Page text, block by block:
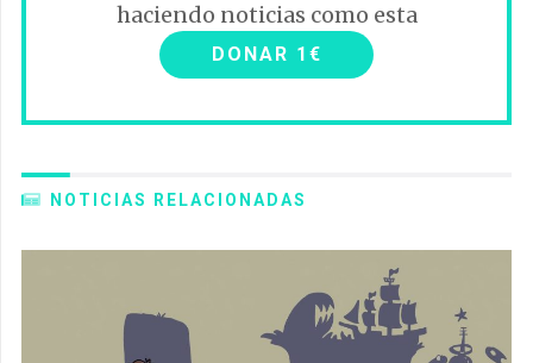
haciendo noticias como esta
DONAR 1€
NOTICIAS RELACIONADAS